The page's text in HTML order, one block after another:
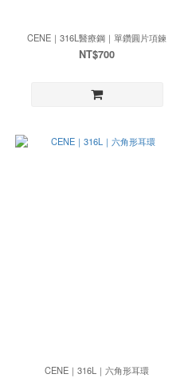
CENE｜316L醫療鋼｜單鑽圓片項鍊
NT$700
CENE｜316L｜六角形耳環